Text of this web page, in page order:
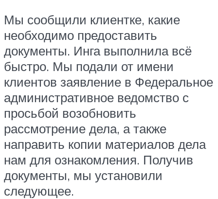
Мы сообщили клиентке, какие
необходимо предоставить
документы. Инга выполнила всё
быстро. Мы подали от имени
клиентов заявление в Федеральное
административное ведомство с
просьбой возобновить
рассмотрение дела, а также
направить копии материалов дела
нам для ознакомления. Получив
документы, мы установили
следующее.